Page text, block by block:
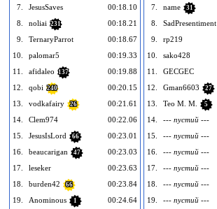
7.
JesusSaves
00:18.10
8.
noliai 231
00:18.21
9.
TernaryParrot
00:18.67
10.
palomar5
00:19.33
11.
afidaleo 137
00:19.88
12.
qobi 240
00:20.15
13.
vodkafairy 26
00:21.61
14.
Clem974
00:22.06
15.
JesusIsLord 66
00:23.01
16.
beaucarigan 47
00:23.03
17.
leseker
00:23.63
18.
burden42 66
00:23.84
19.
Anominous 1
00:24.64
7.
name 31
8.
SadPresentiment
9.
rp219
10.
sako428
11.
GECGEC
12.
Gman6603 27
13.
Teo M. M. 5
14.
--- пустий ---
15.
--- пустий ---
16.
--- пустий ---
17.
--- пустий ---
18.
--- пустий ---
19.
--- пустий ---